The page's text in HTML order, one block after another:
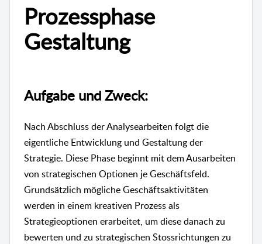
Prozessphase
Gestaltung
Aufgabe und Zweck:
Nach Abschluss der Analysearbeiten folgt die
eigentliche Entwicklung und Gestaltung der
Strategie. Diese Phase beginnt mit dem Ausarbeiten
von strategischen Optionen je Geschäftsfeld.
Grundsätzlich mögliche Geschäftsaktivitäten
werden in einem kreativen Prozess als
Strategieoptionen erarbeitet, um diese danach zu
bewerten und zu strategischen Stossrichtungen zu